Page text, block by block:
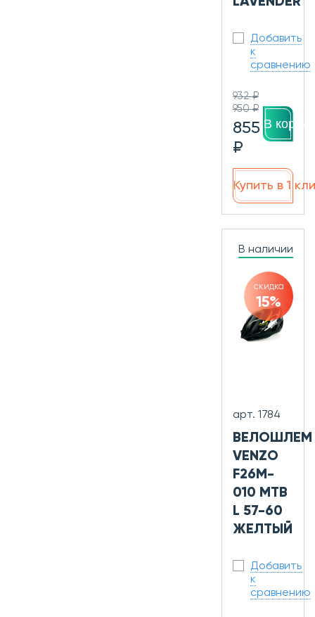
Добавить
к
сравнению
932 ₽
950 ₽
855
₽
В
Купить в 1
В наличии
скидка
15%
арт. 1784
ВЕЛОШЛЕМ
VENZO
F26M-
010 МТВ
L 57-60
ЖЕЛТЫЙ
Добавить
к
сравнению